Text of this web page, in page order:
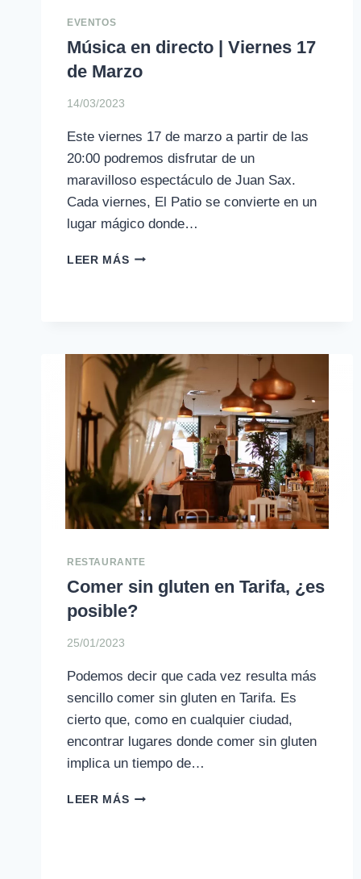
EVENTOS
Música en directo | Viernes 17
de Marzo
14/03/2023
Este viernes 17 de marzo a partir de las
20:00 podremos disfrutar de un
maravilloso espectáculo de Juan Sax.
Cada viernes, El Patio se convierte en un
lugar mágico donde…
LEER MÁSMÚSICA
MARZO
RESTAURANTE
Comer sin gluten en Tarifa, ¿es
posible?
25/01/2023
Podemos decir que cada vez resulta más
sencillo comer sin gluten en Tarifa. Es
cierto que, como en cualquier ciudad,
encontrar lugares donde comer sin gluten
implica un tiempo de…
LEER MÁSCOMER